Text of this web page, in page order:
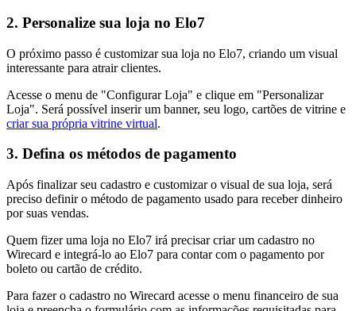
2. Personalize sua loja no Elo7
O próximo passo é customizar sua loja no Elo7, criando um visual
interessante para atrair clientes.
Acesse o menu de "Configurar Loja" e clique em "Personalizar
Loja". Será possível inserir um banner, seu logo, cartões de vitrine e
criar sua própria vitrine virtual.
3. Defina os métodos de pagamento
Após finalizar seu cadastro e customizar o visual de sua loja, será
preciso definir o método de pagamento usado para receber dinheiro
por suas vendas.
Quem fizer uma loja no Elo7 irá precisar criar um cadastro no
Wirecard e integrá-lo ao Elo7 para contar com o pagamento por
boleto ou cartão de crédito.
Para fazer o cadastro no Wirecard acesse o menu financeiro de sua